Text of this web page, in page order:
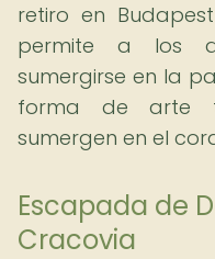
retiro en
permite a los
sumergirse en la
forma de arte
sumergen en el
Escapada de
Cracovia